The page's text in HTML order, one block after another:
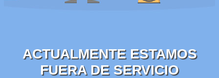
ACTUALMENTE ESTAMOS
FUERA DE SERVICIO